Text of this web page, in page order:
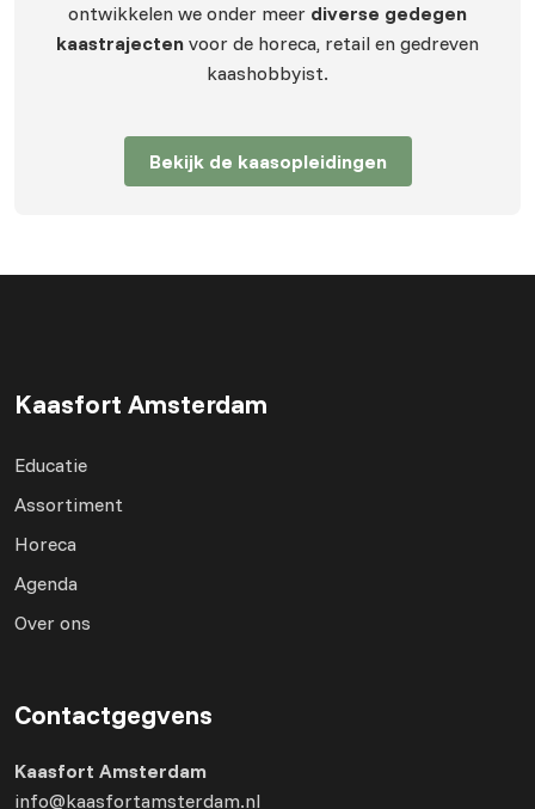
ontwikkelen we onder meer diverse gedegen
kaastrajecten voor de horeca, retail en gedreven
kaashobbyist.
Bekijk de kaasopleidingen
Kaasfort Amsterdam
Educatie
Assortiment
Horeca
Agenda
Over ons
Contactgegvens
Kaasfort Amsterdam
info@kaasfortamsterdam.nl